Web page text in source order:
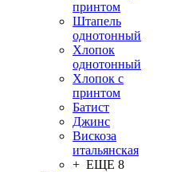
принтом
Штапель
однотонный
Хлопок
однотонный
Хлопок с
принтом
Батист
Джинс
Вискоза
итальянская
+ ЕЩЕ 8